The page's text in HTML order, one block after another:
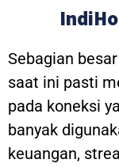
Sebagian
saat ini pasti
pada koneksi
banyak
keuangan,